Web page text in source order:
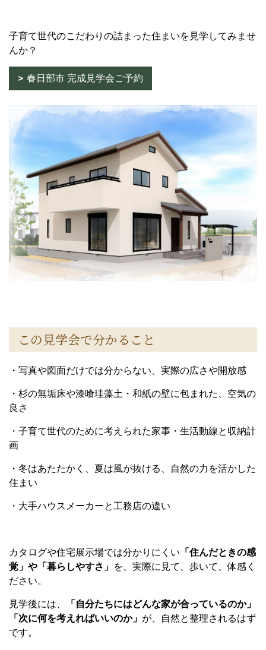
子育て世代のこだわりの詰まった住まいを見学してみませ
んか？
春日部市 完成見学会ご予約
この見学会で分かること
・写真や図面だけでは分からない、実際の広さや開放感
・杉の無垢床や漆喰珪藻土・和紙の壁に包まれた、空気の
良さ
・子育て世代のために考えられた家事・生活動線と収納計
画
・冬はあたたかく、夏は風が抜ける、自然の力を活かした
住まい
・大手ハウスメーカーと工務店の違い
カタログや住宅展示場では分かりにくい 「住んだときの感
覚」や「暮らしやすさ」 を、実際に見て、歩いて、体感く
ださい。
見学後には、
「自分たちにはどんな家が合っているのか」
「次に何を考えればいいのか」 が、自然と整理されるはず
です。